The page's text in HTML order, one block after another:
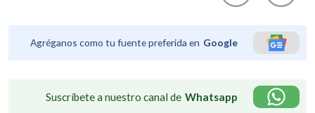
Agréganos como tu fuente preferida en Google
Suscríbete a nuestro canal de Whatsapp